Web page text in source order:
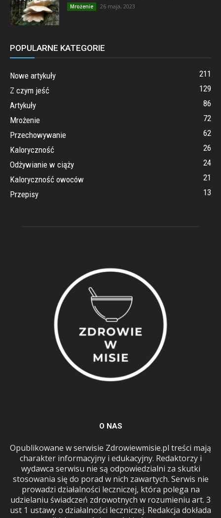
Mrożenie 26 maja, 2023
POPULARNE KATEGORIE
Nowe artykuły
211
Z czym jeść
129
Artykuły
86
Mrożenie
72
Przechowywanie
62
Kaloryczność
26
Odżywianie w ciąży
24
Kaloryczność owoców
21
Przepisy
13
O NAS
Opublikowane w serwisie Zdrowiewmisie.pl treści mają
charakter informacyjny i edukacyjny. Redaktorzy i
wydawca serwisu nie są odpowiedzialni za skutki
stosowania się do porad w nich zawartych. Serwis nie
prowadzi działalności leczniczej, która polega na
udzielaniu świadczeń zdrowotnych w rozumieniu art. 3
ust 1 ustawy o działalności leczniczej. Redakcja dokłada